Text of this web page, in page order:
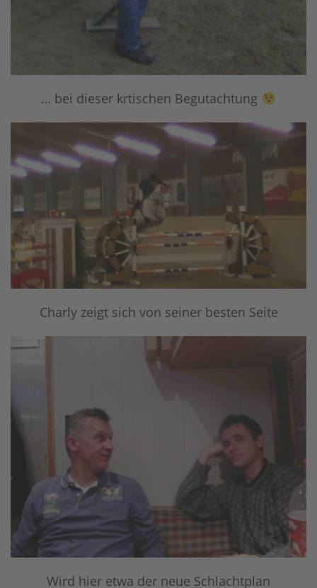
… bei dieser krtischen Begutachtung
Charly zeigt sich von seiner besten Seite
Wird hier etwa der neue Schlachtplan